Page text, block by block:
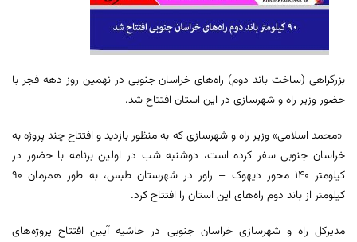
بزرگراهی (ساخت باند دوم) راه‌های خراسان جنوبی در نهمین روز دهه فجر با
حضور وزیر راه و شهرسازی در این استان افتتاح شد.
«محمد اسلامی» وزیر راه و شهرسازی که به منظور بازدید و افتتاح چند پروژه به
خراسان جنوبی سفر کرده است، دوشنبه شب در اولین برنامه با حضور در
کیلومتر ۱۴۰ محور دیهوک – راور در شهرستان طبس، به طور همزمان ۹۰
کیلومتر از باند دوم راه‌های این استان را افتتاح کرد.
مدیرکل راه و شهرسازی خراسان جنوبی در حاشیه آیین افتتاح پروژه‌های